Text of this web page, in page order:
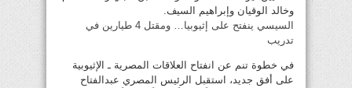
وخالد الوقيان وإبراهيم السيف.
السيسي ينفتح على إثيوبيا… ومقتل 4 طيارين في
تدريب
في خطوة تنم عن انفتاح العلاقات المصرية ـ الإثيوبية
على أفق جديد، استقبل الرئيس المصري عبدالفتاح